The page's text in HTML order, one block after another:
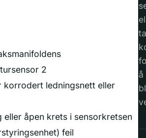
2
korrodert ledningsnett eller
eller åpen krets i sensorkretsen
feil
ta
å